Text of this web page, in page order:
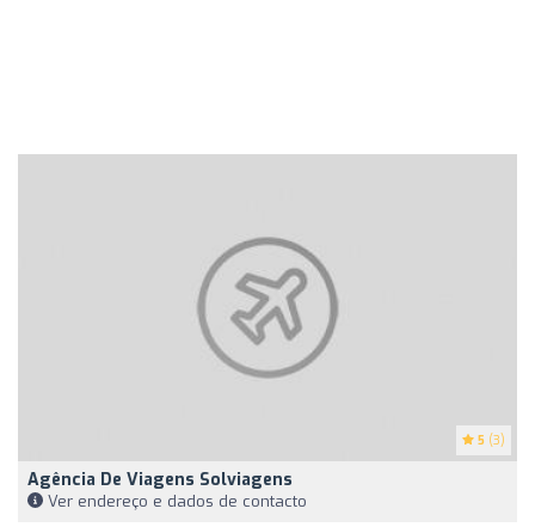
5 (3)
Agência De Viagens Solviagens
Ver endereço e dados de contacto